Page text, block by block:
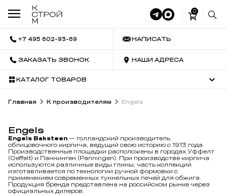
0
+7 495 602-93-69 НАПИСАТЬ
ЗАКАЗАТЬ ЗВОНОК НАШИ АДРЕСА
КАТАЛОГ ТОВАРОВ
Главная К производителям Engels
Engels
Engels Baksteen — голландский производитель
облицовочного кирпича, ведущий свою историю с 1913 года.
Производственные площадки расположены в городах Уффелт
(Oeffelt) и Паннинген (Panningen). При производстве кирпича
используются различные виды глины; часть коллекций
изготавливается по технологии ручной формовки с
применением современных туннельных печей для обжига.
Продукция бренда представлена на российском рынке через
официальных дилеров.